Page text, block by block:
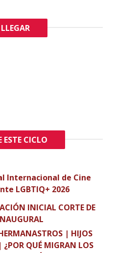
ESTE CICLO
Internacional de Cine
LGBTIQ+ 2026
INICIAL CORTE DE
| HIJOS
¿POR QUÉ MIGRAN LOS